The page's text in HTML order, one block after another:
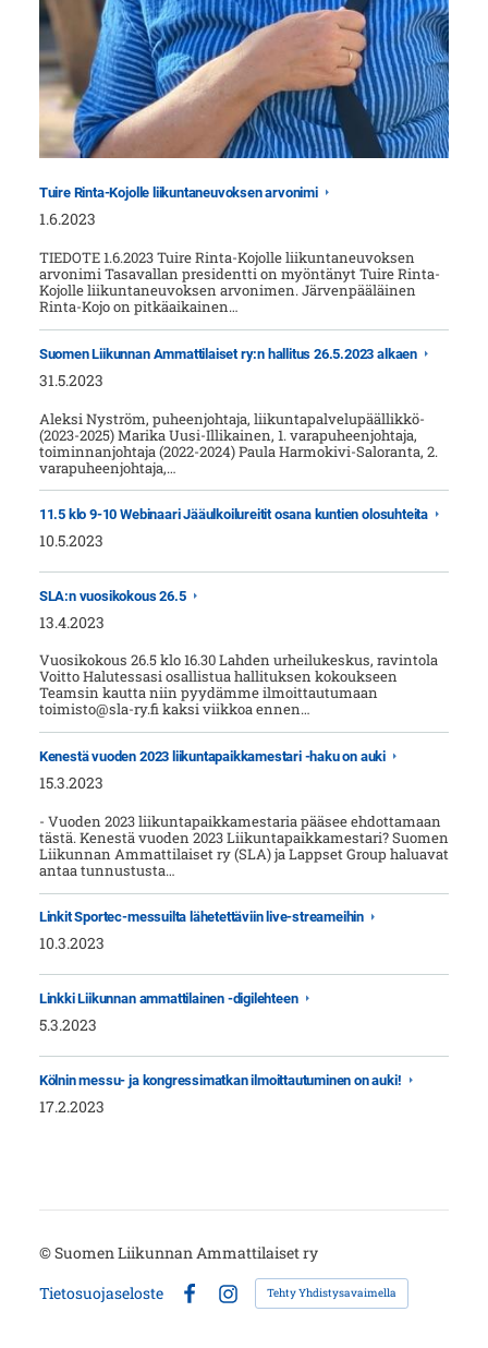
Tuire Rinta-Kojolle liikuntaneuvoksen arvonimi
1.6.2023
TIEDOTE 1.6.2023 Tuire Rinta-Kojolle liikuntaneuvoksen
arvonimi Tasavallan presidentti on myöntänyt Tuire Rinta-
Kojolle liikuntaneuvoksen arvonimen. Järvenpääläinen
Rinta-Kojo on pitkäaikainen…
Suomen Liikunnan Ammattilaiset ry:n hallitus 26.5.2023 alkaen
31.5.2023
Aleksi Nyström, puheenjohtaja, liikuntapalvelupäällikkö­­
(2023-2025) Marika Uusi-Illikainen, 1. varapuheenjohtaja,
toiminnanjohtaja (2022-2024) Paula Harmokivi-Saloranta, 2.
varapuheenjohtaja,…
11.5 klo 9-10 Webinaari Jääulkoilureitit osana kuntien olosuhteita
10.5.2023
SLA:n vuosikokous 26.5
13.4.2023
Vuosikokous 26.5 klo 16.30 Lahden urheilukeskus, ravintola
Voitto Halutessasi osallistua hallituksen kokoukseen
Teamsin kautta niin pyydämme ilmoittautumaan
toimisto@sla-ry.fi kaksi viikkoa ennen…
Kenestä vuoden 2023 liikuntapaikkamestari -haku on auki
15.3.2023
- Vuoden 2023 liikuntapaikkamestaria pääsee ehdottamaan
tästä. Kenestä vuoden 2023 Liikuntapaikkamestari? Suomen
Liikunnan Ammattilaiset ry (SLA) ja Lappset Group haluavat
antaa tunnustusta…
Linkit Sportec-messuilta lähetettäviin live-streameihin
10.3.2023
Linkki Liikunnan ammattilainen -digilehteen
5.3.2023
Kölnin messu- ja kongressimatkan ilmoittautuminen on auki!
17.2.2023
©Suomen Liikunnan Ammattilaiset ry
Tietosuojaseloste
Instagram
Tehty Yhdistysavaimella